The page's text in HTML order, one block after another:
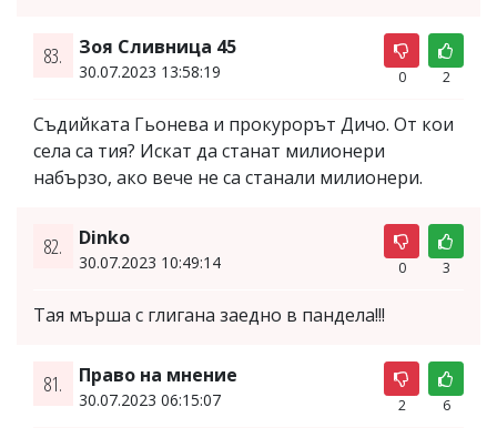
83. Зоя Сливница 45
30.07.2023 13:58:19 0 2
Съдийката Гьонева и прокурорът Дичо. От кои
села са тия? Искат да станат милионери
набързо, ако вече не са станали милионери.
82. Dinko
30.07.2023 10:49:14 0 3
Тая мърша с глигана заедно в пандела!!!
81. Право на мнение
30.07.2023 06:15:07 2 6